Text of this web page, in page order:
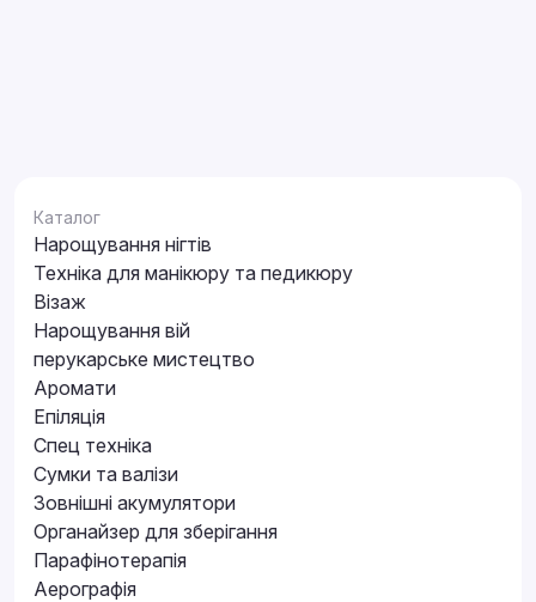
Каталог
Нарощування нігтів
Техніка для манікюру та педикюру
Візаж
Нарощування вій
перукарське мистецтво
Аромати
Епіляція
Спец техніка
Сумки та валізи
Зовнішні акумулятори
Органайзер для зберігання
Парафінотерапія
Аерографія